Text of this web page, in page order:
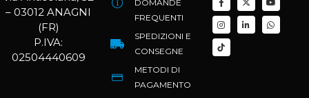
– 03012 ANAGNI
(FR)
P.IVA:
02504440609
DOMANDE
FREQUENTI
SPEDIZIONI E
CONSEGNE
METODI DI
PAGAMENTO